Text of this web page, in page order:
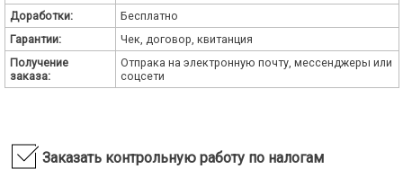
Доработки:
Бесплатно
Гарантии:
Чек, договор, квитанция
Получение
заказа:
Отпрака на электронную почту, мессенджеры или
соцсети
Заказать контрольную работу по налогам